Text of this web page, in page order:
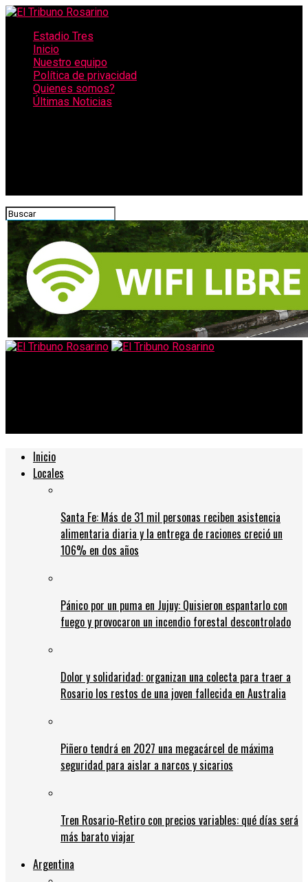
Estadio Tres
Inicio
Nuestro equipo
Política de privacidad
Quienes somos?
Últimas Noticias
Inicio
Locales
Santa Fe: Más de 31 mil personas reciben asistencia
alimentaria diaria y la entrega de raciones creció un
106% en dos años
Pánico por un puma en Jujuy: Quisieron espantarlo con
fuego y provocaron un incendio forestal descontrolado
Dolor y solidaridad: organizan una colecta para traer a
Rosario los restos de una joven fallecida en Australia
Piñero tendrá en 2027 una megacárcel de máxima
seguridad para aislar a narcos y sicarios
Tren Rosario-Retiro con precios variables: qué días será
más barato viajar
Argentina